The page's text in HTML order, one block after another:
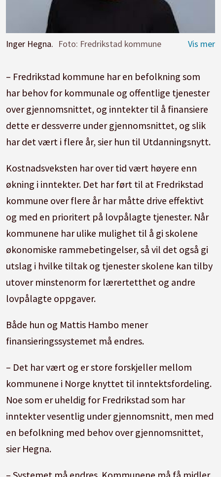
Inger Hegna. Foto: Fredrikstad kommune
– Fredrikstad kommune har en befolkning som
har behov for kommunale og offentlige tjenester
over gjennomsnittet, og inntekter til å finansiere
dette er dessverre under gjennomsnittet, og slik
har det vært i flere år, sier hun til Utdanningsnytt.
Kostnadsveksten har over tid vært høyere enn
økning i inntekter. Det har ført til at Fredrikstad
kommune over flere år har måtte drive effektivt
og med en prioritert på lovpålagte tjenester. Når
kommunene har ulike mulighet til å gi skolene
økonomiske rammebetingelser, så vil det også gi
utslag i hvilke tiltak og tjenester skolene kan tilby
utover minstenorm for lærertetthet og andre
lovpålagte oppgaver.
Både hun og Mattis Hambo mener
finansieringssystemet må endres.
– Det har vært og er store forskjeller mellom
kommunene i Norge knyttet til inntektsfordeling.
Noe som er uheldig for Fredrikstad som har
inntekter vesentlig under gjennomsnitt, men med
en befolkning med behov over gjennomsnittet,
sier Hegna.